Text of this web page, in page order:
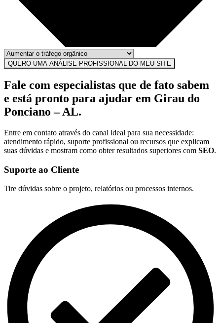
QUERO UMA ANÁLISE PROFISSIONAL DO MEU SITE
Fale com especialistas que de fato sabem
e está pronto para ajudar em Girau do
Ponciano – AL.
Entre em contato através do canal ideal para sua necessidade:
atendimento rápido, suporte profissional ou recursos que explicam
suas dúvidas e mostram como obter resultados superiores com SEO.
Suporte ao Cliente
Tire dúvidas sobre o projeto, relatórios ou processos internos.